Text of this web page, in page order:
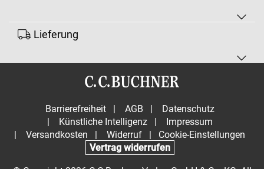
Lieferung
Barrierefreiheit | AGB |
Datenschutz
|
Künstliche Intelligenz |
Impressum
|
Versandkosten | Widerruf |
Cookie-Einstellungen
Vertrag widerrufen